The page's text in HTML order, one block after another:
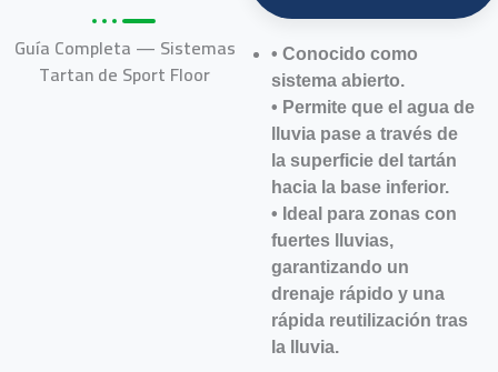
Guía Completa — Sistemas
Tartan de Sport Floor
• Conocido como
sistema abierto.
• Permite que el agua de
lluvia pase a través de
la superficie del tartán
hacia la base inferior.
• Ideal para zonas con
fuertes lluvias,
garantizando un
drenaje rápido y una
rápida reutilización tras
la lluvia.